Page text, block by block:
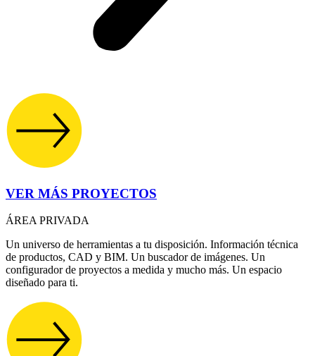
VER MÁS PROYECTOS
ÁREA PRIVADA
Un universo de herramientas a tu disposición. Información técnica
de productos, CAD y BIM. Un buscador de imágenes. Un
configurador de proyectos a medida y mucho más. Un espacio
diseñado para ti.